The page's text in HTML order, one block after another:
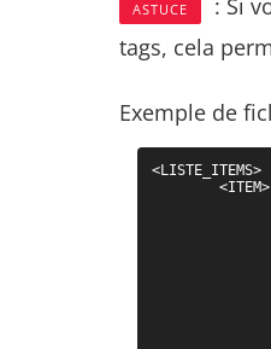
ASTUCE
: Si
tags, cela
Exemple de
<LISTE_ITEMS>
	<ITEM>
</
<DESCRIPTION>La
<RESUME>Le résumé de